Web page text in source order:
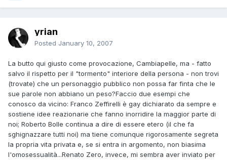
yrian
Posted January 10, 2007
La butto qui giusto come provocazione, Cambiapelle, ma - fatto
salvo il rispetto per il "tormento" interiore della persona - non trovi
(trovate) che un personaggio pubblico non possa far finta che le
sue parole non abbiano un peso?Faccio due esempi che
conosco da vicino: Franco Zeffirelli è gay dichiarato da sempre e
sostiene idee reazionarie che fanno inorridire la maggior parte di
noi; Roberto Bolle continua a dire di essere etero (il che fa
sghignazzare tutti noi) ma tiene comunque rigorosamente segreta
la propria vita privata e, se si entra in argomento, non biasima
l'omosessualità...Renato Zero, invece, mi sembra aver inviato per